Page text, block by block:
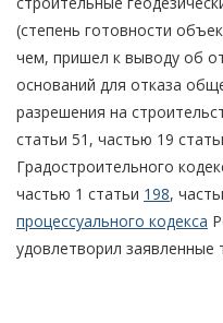
(степень готовности
чем, пришел к выводу об
оснований для отказа
разрешения на
статьи 51, частью 19
Градостроительного
частью 1 статьи 198,
процессуального кодекса
удовлетворил заявленные